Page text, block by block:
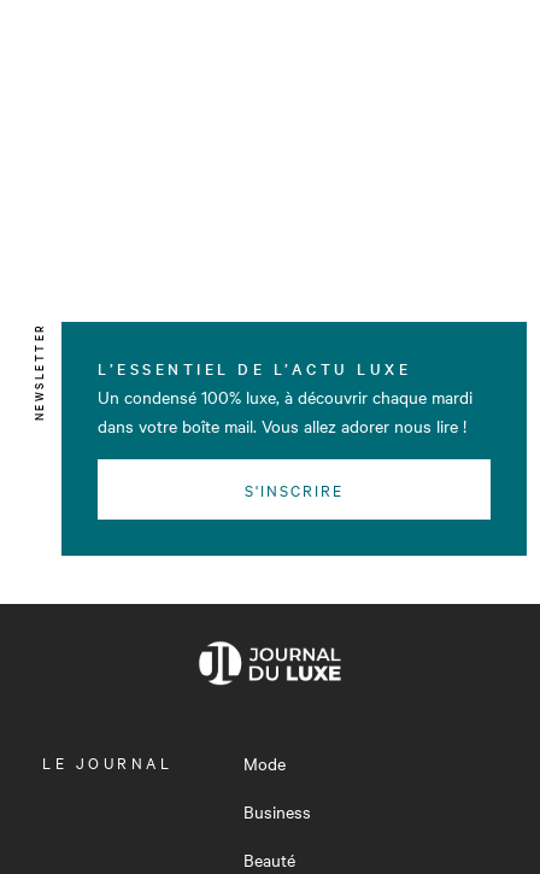
NEWSLETTER L’ESSENTIEL DE L’ACTU LUXE
Un condensé 100% luxe, à découvrir chaque mardi
dans votre boîte mail. Vous allez adorer nous lire !
S'INSCRIRE
OUVRIR
LE JOURNAL
Mode
Business
Beauté